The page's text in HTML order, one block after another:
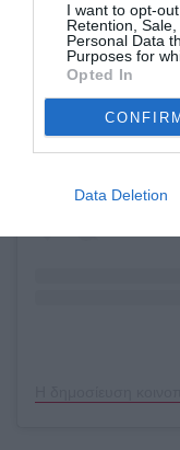
I want to opt-
Retention,
Personal Data
Purposes for
Opted In
Data Deletion
Δείτε αυτή